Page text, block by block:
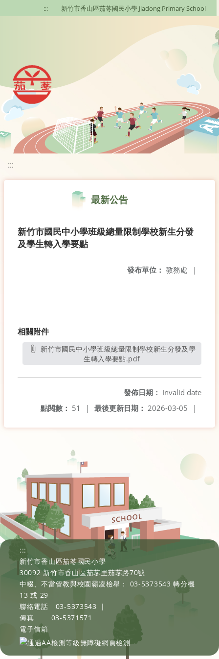
移至網頁之主要內容區位置
::: 新竹市香山區茄苳國民小學 Jiadong Primary School
:::
最新公告
新竹市國民中小學班級總量限制學校新生分發
及學生轉入學要點
發布單位： 教務處 |
相關附件
生轉入學要點.pdf另開新視窗
發佈日期： Invalid date
最後更新日期： 2026-03-05 |
點閱數： 51 |
:::
新竹市香山區茄苳國民小學
30092 新竹市香山區茄苳里茄苳路70號
中輟、不當管教與校園霸凌檢舉： 03-5373543 轉分機
13 或 29
聯絡電話
03-5373543
|
傳真
03-5371571
電子信箱